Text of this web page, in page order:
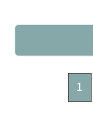
1